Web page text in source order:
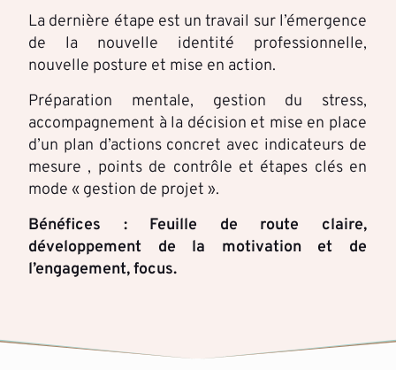
La dernière étape est un travail sur l’émergence
de la nouvelle identité professionnelle,
nouvelle posture et mise en action.
Préparation mentale, gestion du stress,
accompagnement à la décision et mise en place
d’un plan d’actions concret avec indicateurs de
mesure , points de contrôle et étapes clés en
mode « gestion de projet ».
Bénéfices : Feuille de route claire,
développement de la motivation et de
l’engagement, focus.